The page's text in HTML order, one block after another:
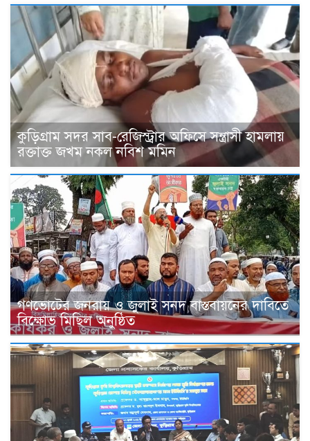
কুড়িগ্রাম সদর সাব-রেজিস্ট্রার অফিসে সন্ত্রাসী হামলায়
রক্তাক্ত জখম নকল নবিশ মমিন
গণভোটের জনরায় ও জুলাই সনদ বাস্তবায়নের দাবিতে
বিক্ষোভ মিছিল অনুষ্ঠিত